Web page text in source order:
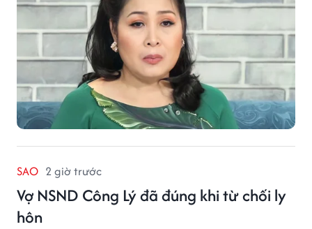
SAO 2 giờ trước
Vợ NSND Công Lý đã đúng khi từ chối ly
hôn